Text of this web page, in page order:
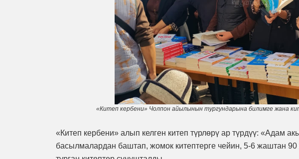
«Китеп кербени» Чолпон айылынын тургундарына билимге жана
«Китеп кербени» алып келген китеп түрлөрү ар түрдүү: «Адам
басылмалардан баштап, жомок китептерге чейин, 5-6 жаштан